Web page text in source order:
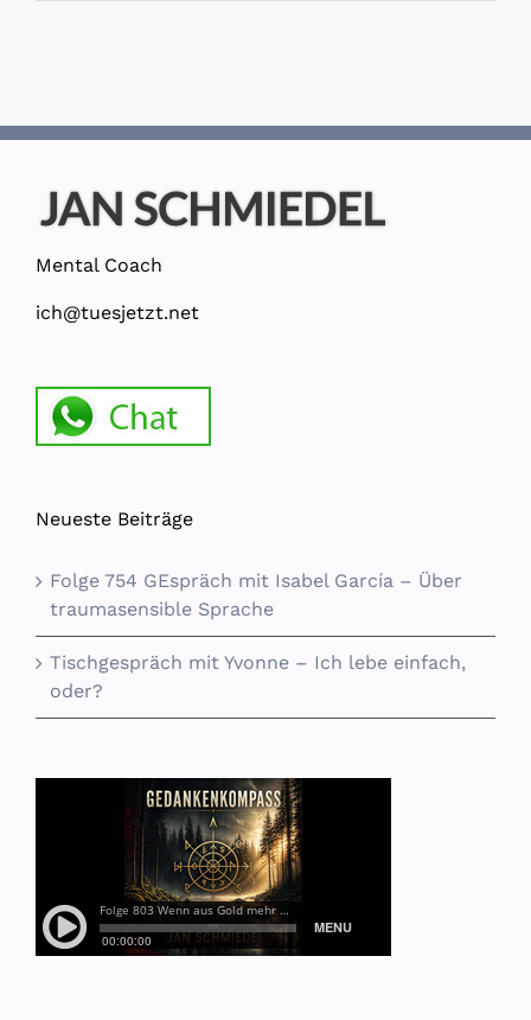
Mental Coach
ich@tuesjetzt.net
Neueste Beiträge
Folge 754 GEspräch mit Isabel García – Über
traumasensible Sprache
Tischgespräch mit Yvonne – Ich lebe einfach,
oder?